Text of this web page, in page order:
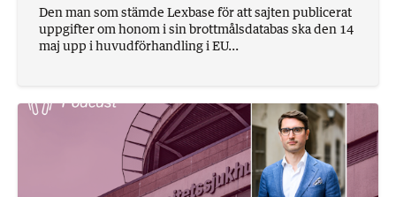
Den man som stämde Lexbase för att sajten publicerat
uppgifter om honom i sin brottmålsdatabas ska den 14
maj upp i huvudförhandling i EU...